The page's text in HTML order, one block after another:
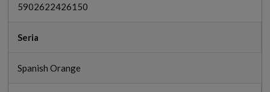
5902622426150
Seria
Spanish Orange